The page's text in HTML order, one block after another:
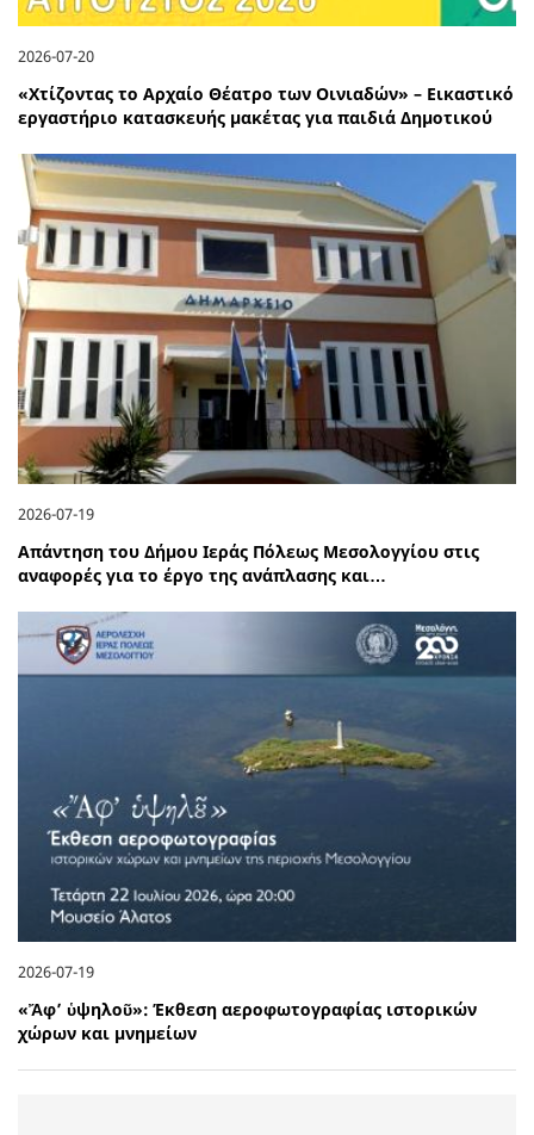
2026-07-20
«Χτίζοντας το Αρχαίο Θέατρο των Οινιαδών» – Εικαστικό
εργαστήριο κατασκευής μακέτας για παιδιά Δημοτικού
2026-07-19
Απάντηση του Δήμου Ιεράς Πόλεως Μεσολογγίου στις
αναφορές για το έργο της ανάπλασης και…
2026-07-19
«Ἄφ’ ὑψηλοῦ»: Έκθεση αεροφωτογραφίας ιστορικών
χώρων και μνημείων